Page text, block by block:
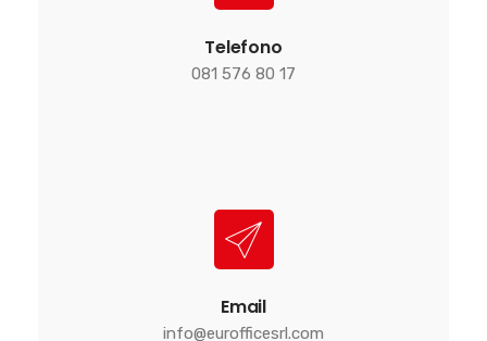
Telefono
081 576 80 17
Email
info@eurofficesrl.com